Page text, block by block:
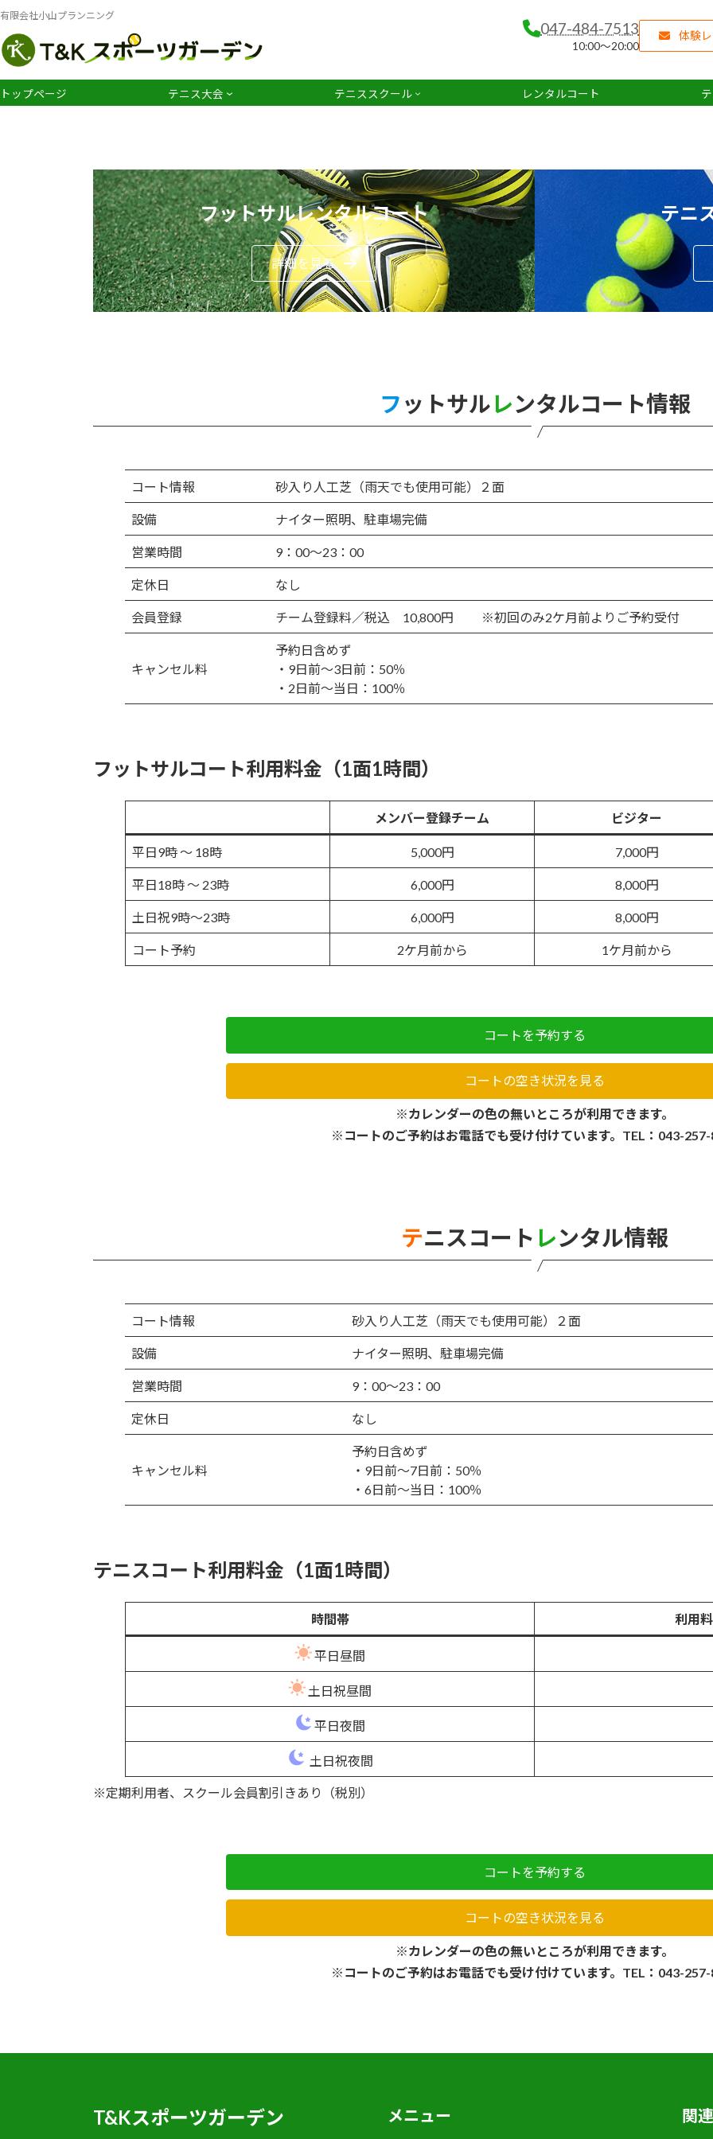
コ
テ
ン
ツ
へ
ナ
ゲ
ー
シ
ョ
有限会社小山プランニング
047-484-7513
10:00～20:00
体験
トップページ テニス大会 テニススクール レンタルコート
フットサルレンタルコート
詳細を見る
テニ
フ ットサルレンタルコート情報
コート情報 砂入り人工芝（雨天でも使用可能）２面
設備 ナイター照明、駐車場完備
営業時間 9：00～23：00
定休日 なし
会員登録 チーム登録料／税込 10,800円 ※初回のみ2ケ月前よりご予約受付
キャンセル料
予約日含めず
・9日前～3日前：50％
・2日前～当日：100％
フットサルコート利用料金（1面1時間）
メンバー登録チーム ビジター
平日9時 〜 18時 5,000円 7,000円
平日18時 〜 23時 6,000円 8,000円
土日祝9時～23時 6,000円 8,000円
コート予約 2ケ月前から 1ケ月前から
コートを予約する
コートの空き状況を見る
※カレンダーの色の無いところが利用できます。
※コートのご予約はお電話でも受け付けています。TEL：043-
テニスコート レンタル情報
コート情報 砂入り人工芝（雨天でも使用可能）２面
設備 ナイター照明、駐車場完備
営業時間 9：00～23：00
定休日 なし
キャンセル料
予約日含めず
・9日前～7日前：50％
・6日前～当日：100％
テニスコート利用料金（1面1時間）
時間帯 利用
平日昼間
土日祝昼間
平日夜間
土日祝夜間
※定期利用者、スクール会員割引きあり（税別）
コートを予約する
コートの空き状況を見る
※カレンダーの色の無いところが利用できます。
※コートのご予約はお電話でも受け付けています。TEL：043-
T&Kスポーツガーデン メニュー 関